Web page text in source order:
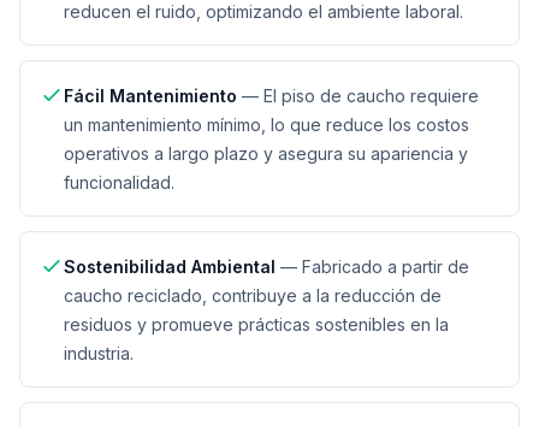
reducen el ruido, optimizando el ambiente laboral.
Fácil Mantenimiento — El piso de caucho requiere
un mantenimiento mínimo, lo que reduce los costos
operativos a largo plazo y asegura su apariencia y
funcionalidad.
Sostenibilidad Ambiental — Fabricado a partir de
caucho reciclado, contribuye a la reducción de
residuos y promueve prácticas sostenibles en la
industria.